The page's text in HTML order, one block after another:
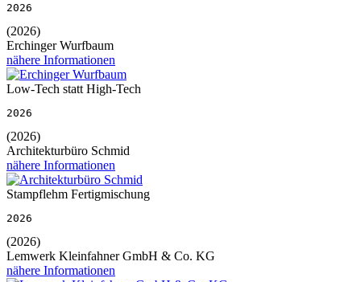
2026
(2026)
Erchinger Wurfbaum
nähere Informationen
Low-Tech statt High-Tech
2026
(2026)
Architekturbüro Schmid
nähere Informationen
Stampflehm Fertigmischung
2026
(2026)
Lemwerk Kleinfahner GmbH & Co. KG
nähere Informationen